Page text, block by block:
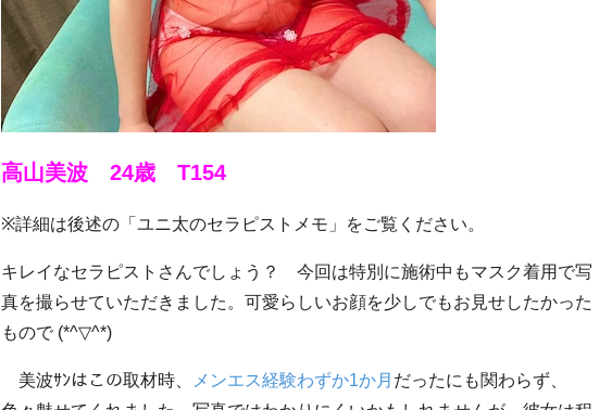
高山美波 24歳 T154
※詳細は後述の「ユニ太のセラピストメモ」をご覧ください。
キレイなセラピストさんでしょう？ 今回は特別に施術中もマスク着用で写
真を撮らせていただきました。可愛らしいお顔を少しでもお見せしたかった
もので (*^▽^*)
美波ｻﾝはこの取材時、 メンエス経験わずか1か月 だったにも関わらず、